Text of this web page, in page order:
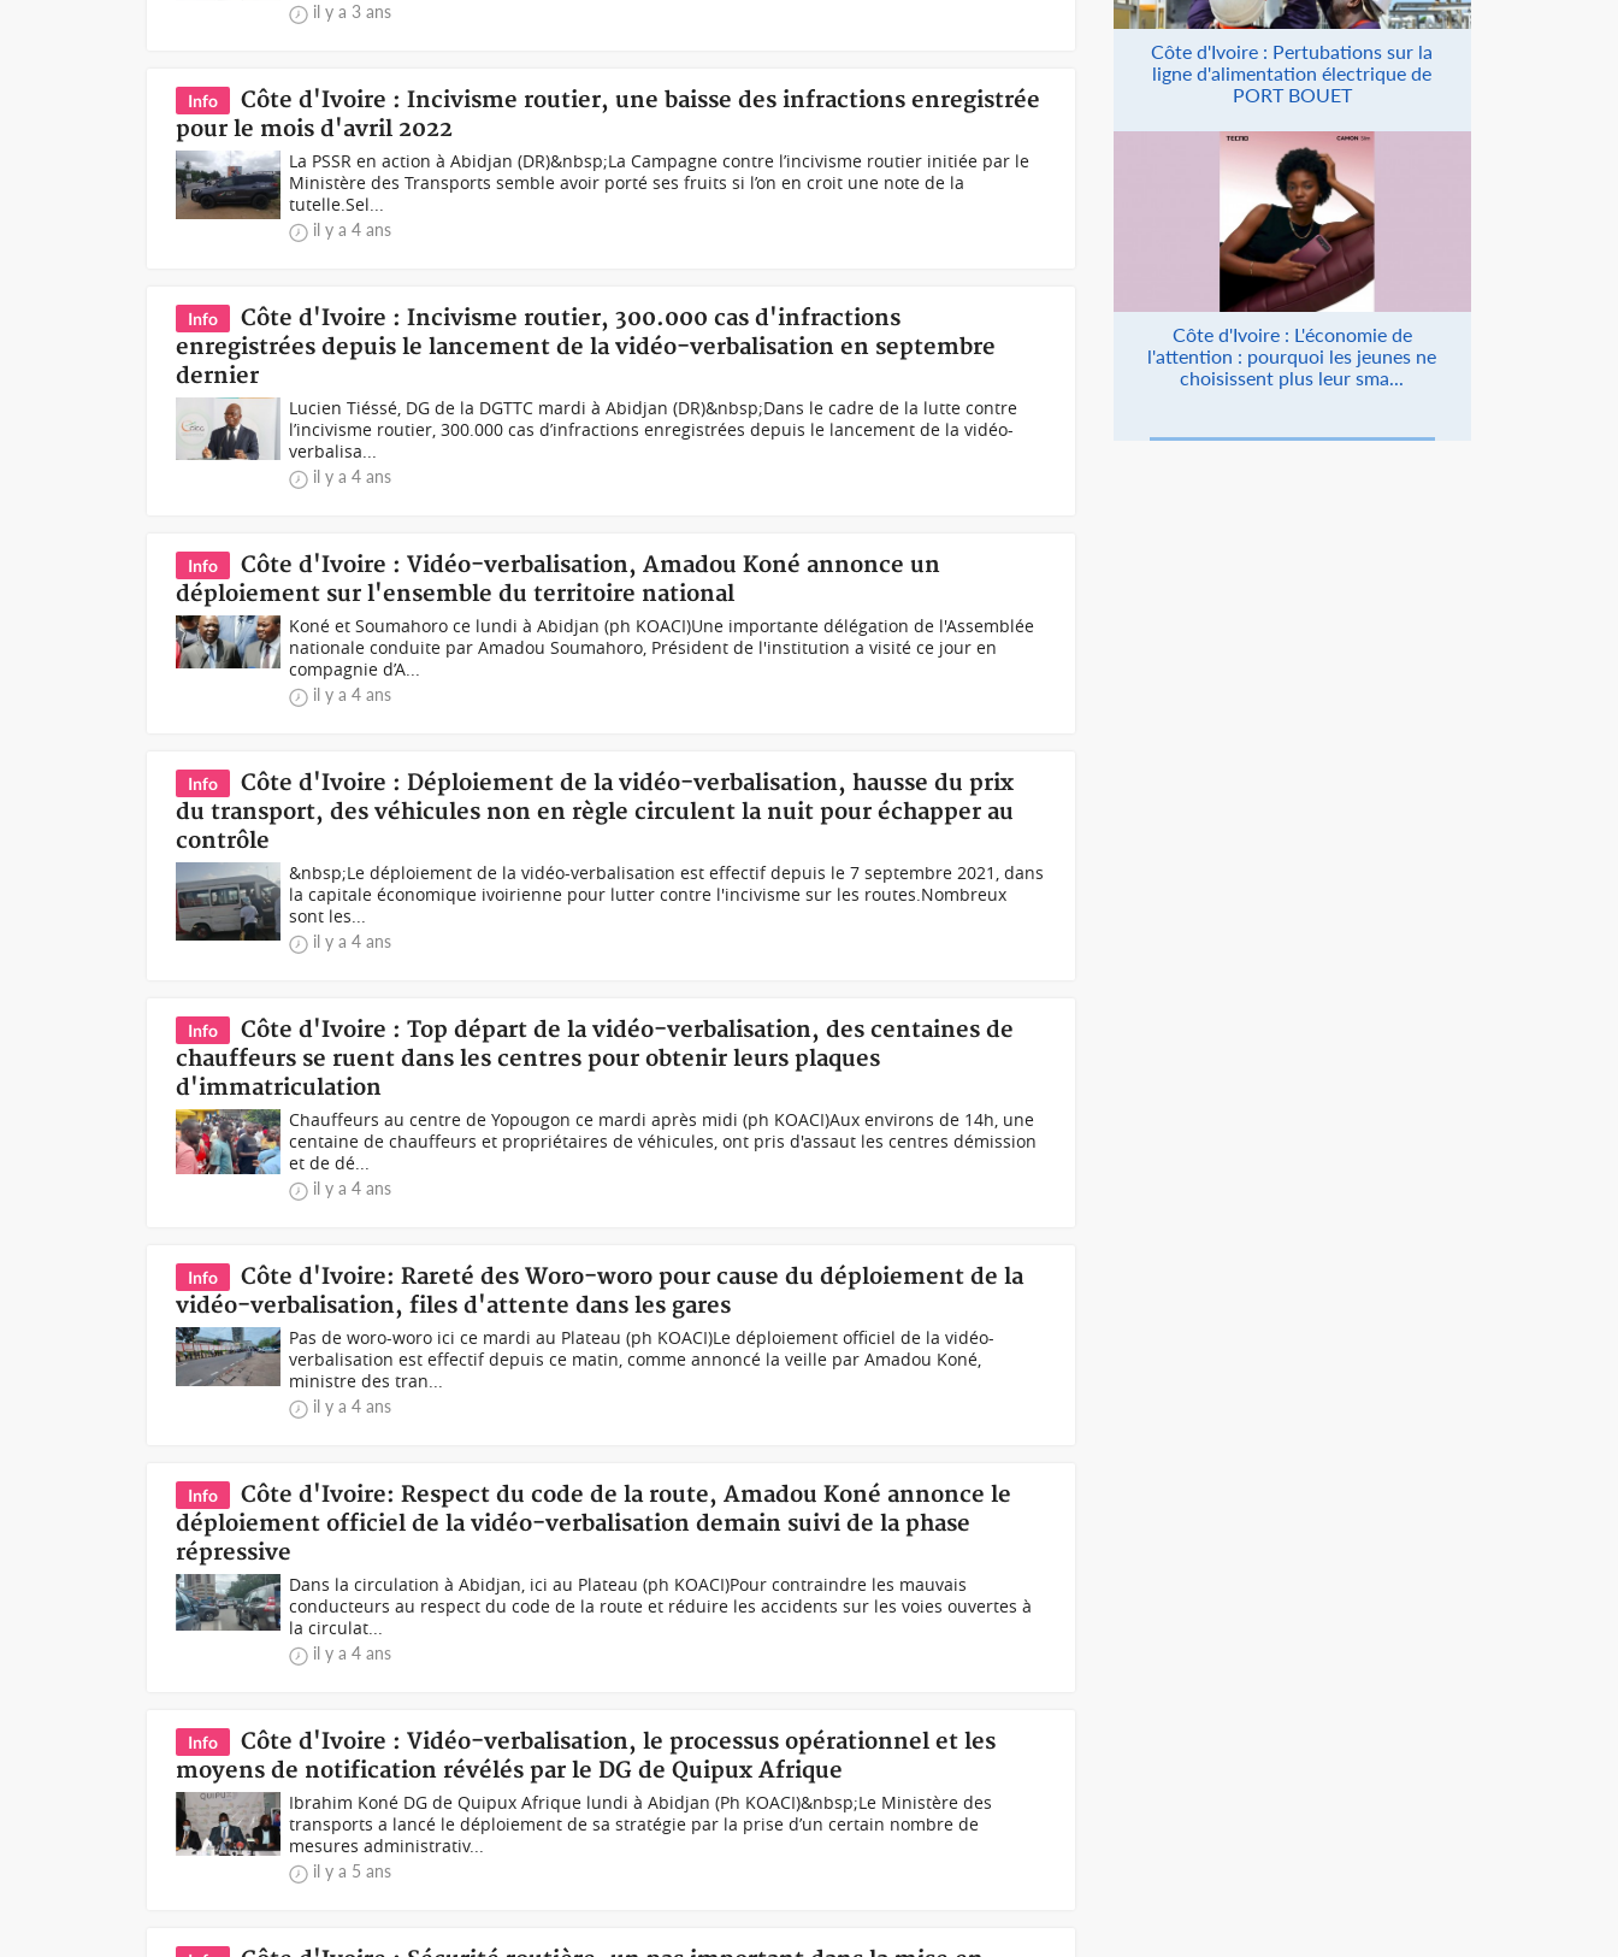
il y a 3 ans
Info
Côte d'Ivoire : Incivisme routier, une baisse des infractions enregistrée
pour le mois d'avril 2022
La PSSR en action à Abidjan (DR)&nbsp;La Campagne contre l’incivisme routier initiée par le
Ministère des Transports semble avoir porté ses fruits si l’on en croit une note de la
tutelle.Sel...
il y a 4 ans
Info
Côte d'Ivoire : Incivisme routier, 300.000 cas d'infractions
enregistrées depuis le lancement de la vidéo-verbalisation en septembre
dernier
Lucien Tiéssé, DG de la DGTTC mardi à Abidjan (DR)&nbsp;Dans le cadre de la lutte contre
l’incivisme routier, 300.000 cas d’infractions enregistrées depuis le lancement de la vidéo-
verbalisa...
il y a 4 ans
Info
Côte d'Ivoire : Vidéo-verbalisation, Amadou Koné annonce un
déploiement sur l'ensemble du territoire national
Koné et Soumahoro ce lundi à Abidjan (ph KOACI) Une importante délégation de l'Assemblée
nationale conduite par Amadou Soumahoro, Président de l'institution a visité ce jour en
compagnie d’A...
il y a 4 ans
Info
Côte d'Ivoire : Déploiement de la vidéo-verbalisation, hausse du prix
du transport, des véhicules non en règle circulent la nuit pour échapper au
contrôle
&nbsp;Le déploiement de la vidéo-verbalisation est effectif depuis le 7 septembre 2021, dans
la capitale économique ivoirienne pour lutter contre l'incivisme sur les routes.Nombreux
sont les...
il y a 4 ans
Info
Côte d'Ivoire : Top départ de la vidéo-verbalisation, des centaines de
chauffeurs se ruent dans les centres pour obtenir leurs plaques
d'immatriculation
Chauffeurs au centre de Yopougon ce mardi après midi (ph KOACI)Aux environs de 14h, une
centaine de chauffeurs et propriétaires de véhicules, ont pris d'assaut les centres démission
et de dé...
il y a 4 ans
Info
Côte d'Ivoire: Rareté des Woro-woro pour cause du déploiement de la
vidéo-verbalisation, files d'attente dans les gares
Pas de woro-woro ici ce mardi au Plateau (ph KOACI) Le déploiement officiel de la vidéo-
verbalisation est effectif depuis ce matin, comme annoncé la veille par Amadou Koné,
ministre des tran...
il y a 4 ans
Info
Côte d'Ivoire: Respect du code de la route, Amadou Koné annonce le
déploiement officiel de la vidéo-verbalisation demain suivi de la phase
répressive
Dans la circulation à Abidjan, ici au Plateau (ph KOACI) Pour contraindre les mauvais
conducteurs au respect du code de la route et réduire les accidents sur les voies ouvertes à
la circulat...
il y a 4 ans
Info
Côte d'Ivoire : Vidéo-verbalisation, le processus opérationnel et les
moyens de notification révélés par le DG de Quipux Afrique
Ibrahim Koné DG de Quipux Afrique lundi à Abidjan (Ph KOACI)&nbsp;Le Ministère des
transports a lancé le déploiement de sa stratégie par la prise d’un certain nombre de
mesures administrativ...
il y a 5 ans
Côte d'Ivoire : Pertubations sur la
ligne d'alimentation électrique de
PORT BOUET
Côte d'Ivoire : L'économie de
l'attention : pourquoi les jeunes ne
choisissent plus leur sma...